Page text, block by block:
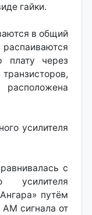
гайки.
в общий
плату через
усилителя
с
усилителя
путём
АМ сигнала от